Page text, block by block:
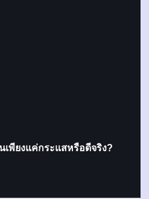
เพียงแค่กระแสหรือดีจริง?